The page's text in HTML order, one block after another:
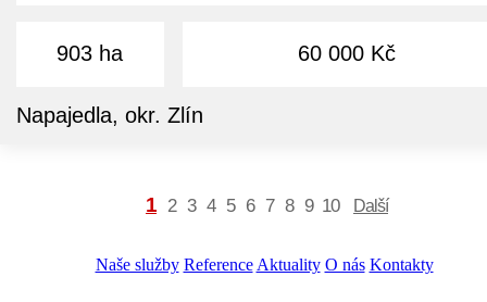
903 ha 60 000 Kč
Napajedla, okr. Zlín
1 2 3 4 5 6 7 8 9 10 Další
Naše služby Reference Aktuality O nás Kontakty